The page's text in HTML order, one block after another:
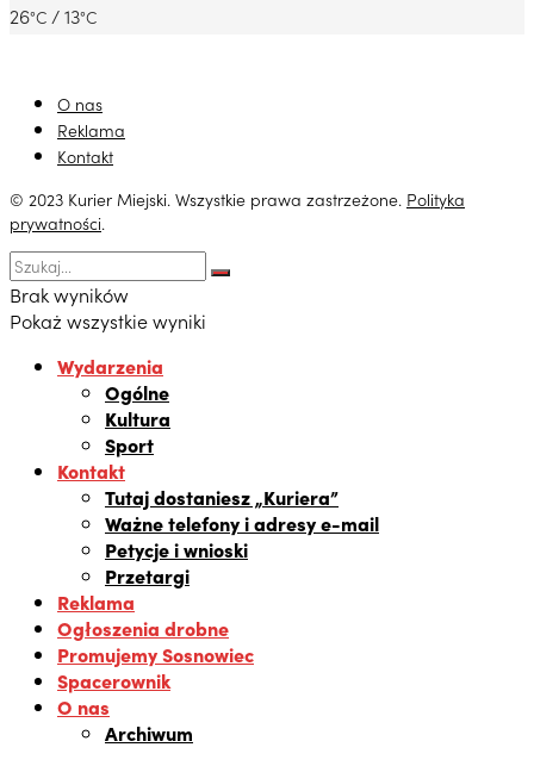
26°C / 13°C
O nas
Reklama
Kontakt
© 2023 Kurier Miejski. Wszystkie prawa zastrzeżone. Polityka
prywatności.
Brak wyników
Pokaż wszystkie wyniki
Wydarzenia
Ogólne
Kultura
Sport
Kontakt
Tutaj dostaniesz „Kuriera”
Ważne telefony i adresy e-mail
Petycje i wnioski
Przetargi
Reklama
Ogłoszenia drobne
Promujemy Sosnowiec
Spacerownik
O nas
Archiwum